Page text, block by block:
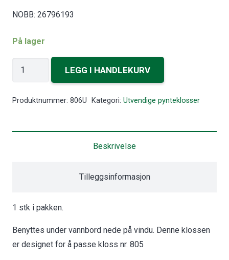
NOBB: 26796193
På lager
LEGG I HANDLEKURV
Produktnummer: 806U Kategori: Utvendige pynteklosser
Beskrivelse
Tilleggsinformasjon
1 stk i pakken.
Benyttes under vannbord nede på vindu. Denne klossen
er designet for å passe kloss nr. 805